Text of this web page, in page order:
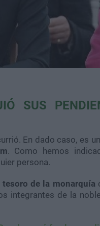
SUS
En dado caso, es
. Como hemos
persona.
tesoro de la monarquía
integrantes de la